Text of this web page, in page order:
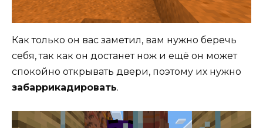
Как только он вас заметил, вам нужно беречь
себя, так как он достанет нож и ещё он может
спокойно открывать двери, поэтому их нужно
забаррикадировать.